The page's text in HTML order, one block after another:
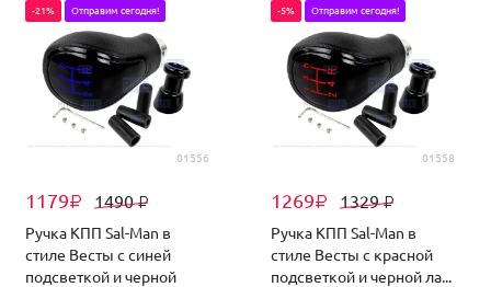
.01556
1179₽ 1490₽
-21% Отправим сегодня!
Ручка КПП Sal-Man в
стиле Весты с синей
подсветкой и черной
.01558
1269₽ 1329₽
-5% Отправим сегодня!
Ручка КПП Sal-Man в
стиле Весты с красной
подсветкой и черной ла...